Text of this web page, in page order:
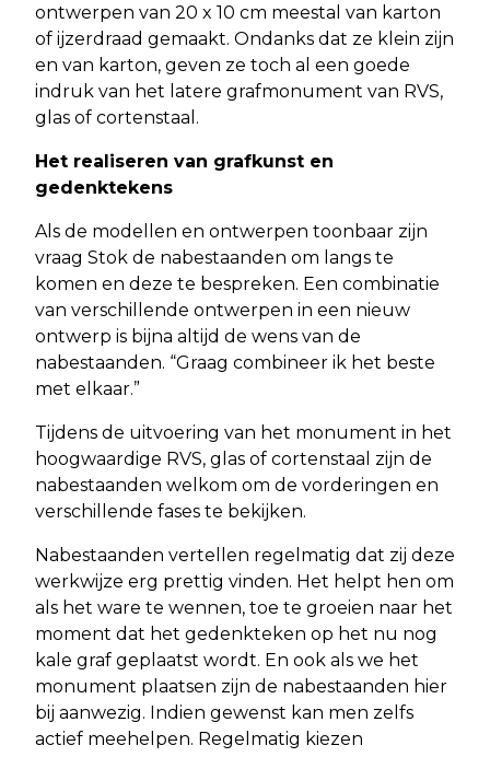
ontwerpen van 20 x 10 cm meestal van karton
of ijzerdraad gemaakt. Ondanks dat ze klein zijn
en van karton, geven ze toch al een goede
indruk van het latere grafmonument van RVS,
glas of cortenstaal.
Het realiseren van grafkunst en
gedenktekens
Als de modellen en ontwerpen toonbaar zijn
vraag Stok de nabestaanden om langs te
komen en deze te bespreken. Een combinatie
van verschillende ontwerpen in een nieuw
ontwerp is bijna altijd de wens van de
nabestaanden. “Graag combineer ik het beste
met elkaar.”
Tijdens de uitvoering van het monument in het
hoogwaardige RVS, glas of cortenstaal zijn de
nabestaanden welkom om de vorderingen en
verschillende fases te bekijken.
Nabestaanden vertellen regelmatig dat zij deze
werkwijze erg prettig vinden. Het helpt hen om
als het ware te wennen, toe te groeien naar het
moment dat het gedenkteken op het nu nog
kale graf geplaatst wordt. En ook als we het
monument plaatsen zijn de nabestaanden hier
bij aanwezig. Indien gewenst kan men zelfs
actief meehelpen. Regelmatig kiezen